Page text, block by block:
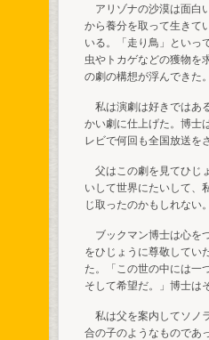
アリゾナの沙漠は面白
から養分を取って生きて
いる。「走り鳥」といっ
虫やトカゲなどの獲物を
の劇の構想が浮んできた
私は演劇は好きではあ
かい劇に仕上げた。博士
レビで何回も全国放送を
父はこの劇を見てひじ
いして世界にたいして、
じ取ったのかもしれない
ブックマン博士は心を
をひじょうに尊敬してい
た。「この世の中には一
そして希望だ。」博士は
私は父を案内してソノ
合の子のようなものであ